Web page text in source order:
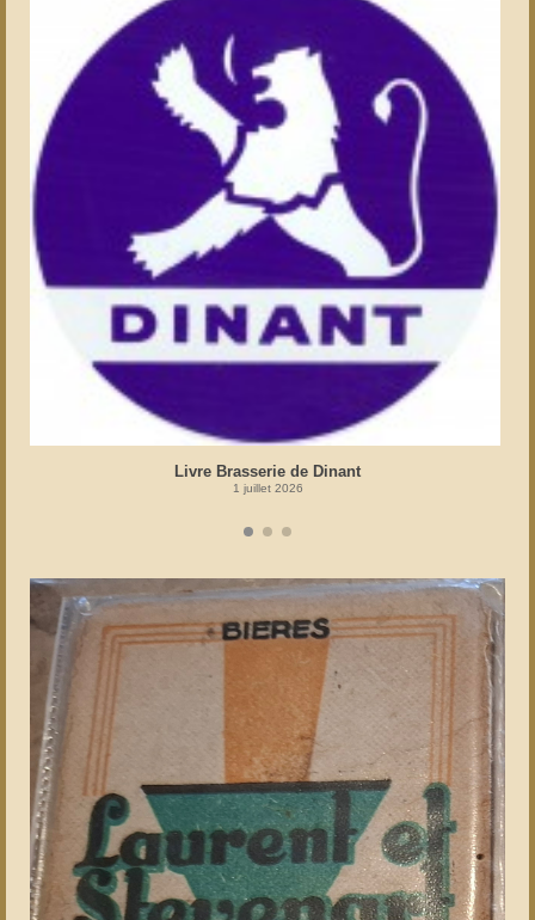
Livre Brasserie de Dinant
1 juillet 2026